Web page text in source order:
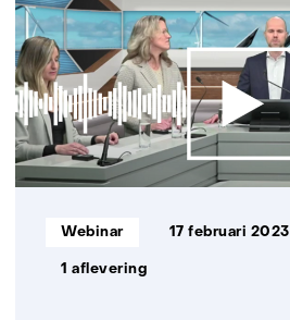
de
offshore
hernieuwbare
energievoorziening
Informatietype:
Webinar 17 februari 2023
1 aflevering